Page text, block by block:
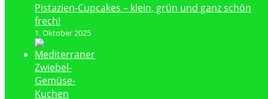
Pistazien-Cupcakes – klein, grün und ganz schön
frech!
1. Oktober 2025